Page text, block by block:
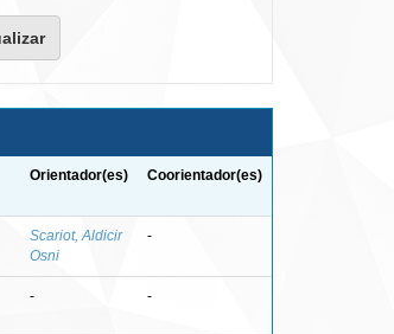
Orientador(es) Coorientador(es)
Scariot, Aldicir
Osni
-
- -